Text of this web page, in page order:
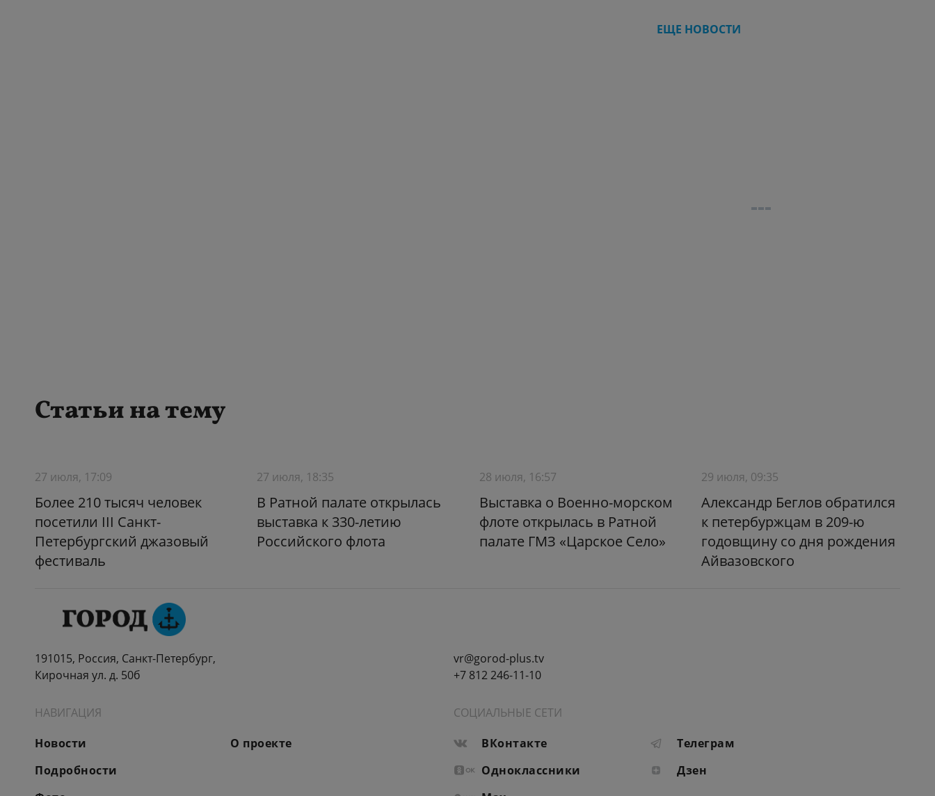
ЕЩЕ НОВОСТИ
Статьи на тему
27 июля, 17:09
Более 210 тысяч человек
посетили III Санкт-
Петербургский джазовый
фестиваль
27 июля, 18:35
В Ратной палате открылась
выставка к 330-летию
Российского флота
28 июля, 16:57
Выставка о Военно-морском
флоте открылась в Ратной
палате ГМЗ «Царское Село»
29 июля, 09:35
Александр Беглов обратился
к петербуржцам в 209-ю
годовщину со дня рождения
Айвазовского
191015, Россия, Санкт-Петербург,
Кирочная ул. д. 50б
vr@gorod-plus.tv
+7 812 246-11-10
НАВИГАЦИЯ
Новости
Подробности
О проекте
СОЦИАЛЬНЫЕ СЕТИ
ВКонтакте
Телеграм
Одноклассники
Дзен